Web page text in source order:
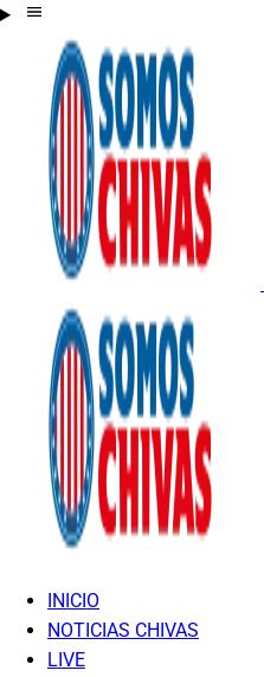
INICIO
NOTICIAS CHIVAS
LIVE